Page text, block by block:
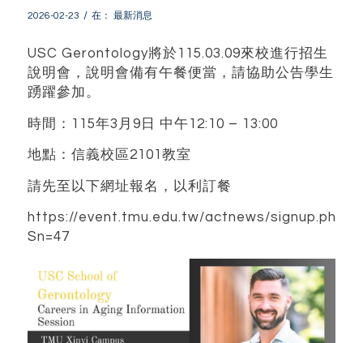
2026-02-23 / 在： 最新消息
USC Gerontology將於115.03.09來校進行招生
說明會，說明會備有午餐便當，請協助公告學生
踴躍參加。
時間：115年3月9日 中午12:10 – 13:00
地點：信義校區2101教室
請先至以下網址報名，以利訂餐
https://event.tmu.edu.tw/actnews/signup.php?
Sn=47